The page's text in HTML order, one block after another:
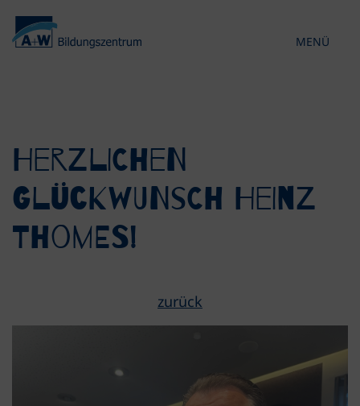
MENÜ
Herzlichen
Glückwunsch Heinz
Thomes!
zurück